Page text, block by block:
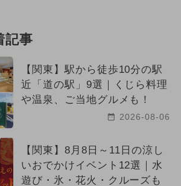
記事
【関東】駅から徒歩10分の駅
近「道の駅」9選｜くじら料理
や温泉、ご当地グルメも！
2026-08-06
【関東】8月8日～11日の涼し
いおでかけイベント12選｜水
遊び・氷・花火・クルーズも